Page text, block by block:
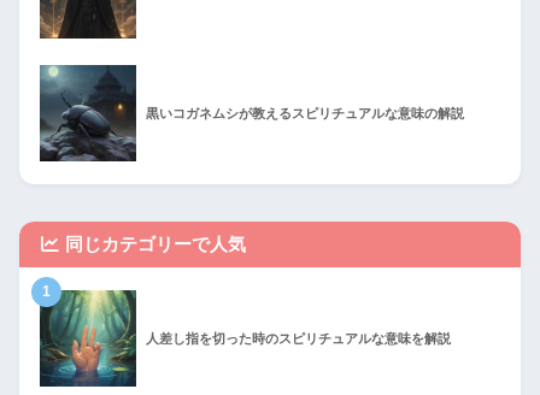
黒いコガネムシが教えるスピリチュアルな意味の解説
同じカテゴリーで人気
1
人差し指を切った時のスピリチュアルな意味を解説